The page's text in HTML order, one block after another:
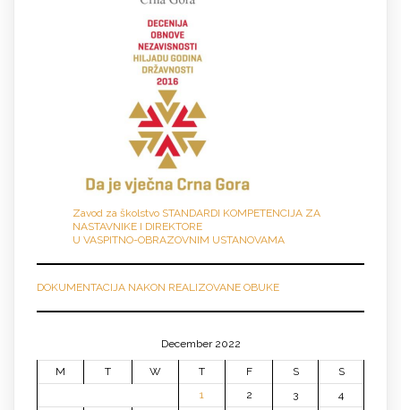
Zavod za školstvo STANDARDI KOMPETENCIJA ZA
NASTAVNIKE I DIREKTORE
U VASPITNO-OBRAZOVNIM USTANOVAMA
DOKUMENTACIJA NAKON REALIZOVANE OBUKE
December 2022
M T W T F S
S
1
2 3
4